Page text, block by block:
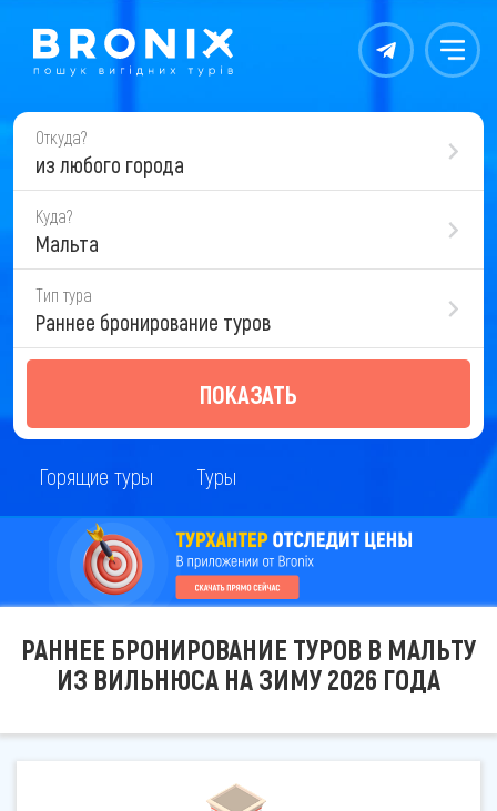
Контакты Меню
Откуда?
из любого города
Куда?
Мальта
Тип тура
Раннее бронирование туров
ПОКАЗАТЬ
Горящие туры Туры
РАННЕЕ БРОНИРОВАНИЕ ТУРОВ В МАЛЬТУ
ИЗ ВИЛЬНЮСА НА ЗИМУ 2026 ГОДА